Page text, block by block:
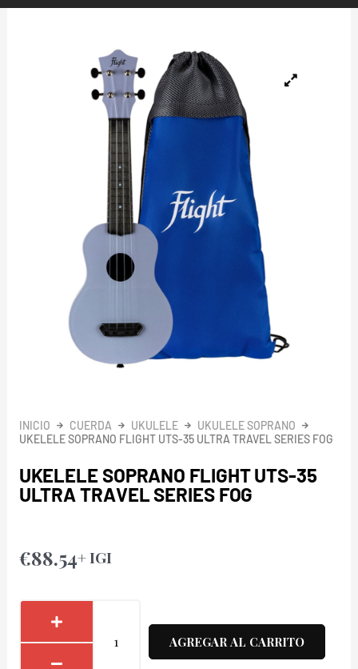
INICIO CUERDA UKULELE
UKULELE SOPRANO
UKELELE SOPRANO FLIGHT UTS-35 ULTRA TRAVEL SERIES FOG
UKELELE SOPRANO FLIGHT UTS-35
ULTRA TRAVEL SERIES FOG
€88.54+ IGI
AGREGAR AL CARRITO